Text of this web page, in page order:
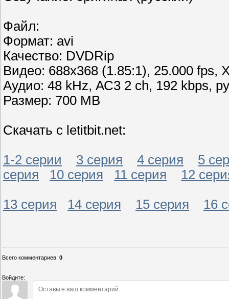
Файл:
Формат: avi
Качество: DVDRip
Видео: 688x368 (1.85:1), 25.000 fps,
Аудио: 48 kHz, АС3 2 ch, 192 kbps,
Размер: 700 MB
Скачать с letitbit.net:
1-2 серии 3 серия 4 серия
5
серия
10 серия 11 серия 12
13 серия 14 серия 15 серия 16
Всего комментариев: 0
Войдите: